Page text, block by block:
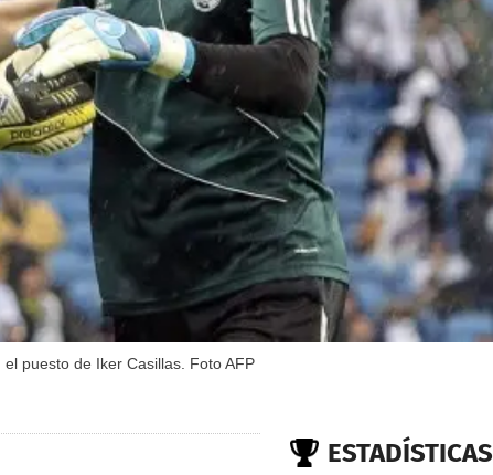
puesto de Iker Casillas. Foto AFP
ESTADÍSTICAS